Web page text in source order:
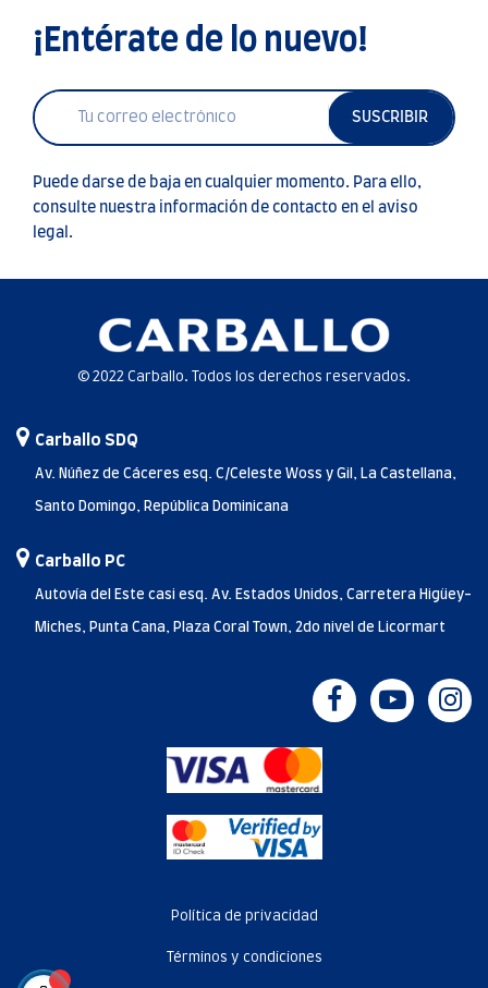
¡Entérate de lo nuevo!
SUSCRIBIR
Puede darse de baja en cualquier momento. Para ello,
consulte nuestra información de contacto en el aviso
legal.
© 2022 Carballo. Todos los derechos reservados.
Carballo SDQ
Av. Núñez de Cáceres esq. C/Celeste Woss y Gil, La Castellana,
Santo Domingo, República Dominicana
Carballo PC
Autovía del Este casi esq. Av. Estados Unidos, Carretera Higüey-
Miches, Punta Cana, Plaza Coral Town, 2do nivel de Licormart
Política de privacidad
Términos y condiciones